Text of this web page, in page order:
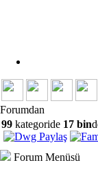
Forumdan
99 kategoride 17 bin
Forum Menüsü